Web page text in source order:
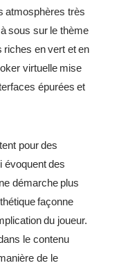
atmosphères très
sous sur le thème
riches en vert et en
virtuelle mise
épurées et
pour des
évoquent des
démarche plus
façonne
du joueur.
le contenu
de le